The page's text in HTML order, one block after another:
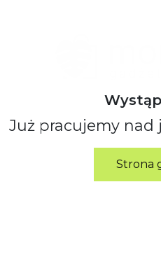
Już pracujemy nad
Strona